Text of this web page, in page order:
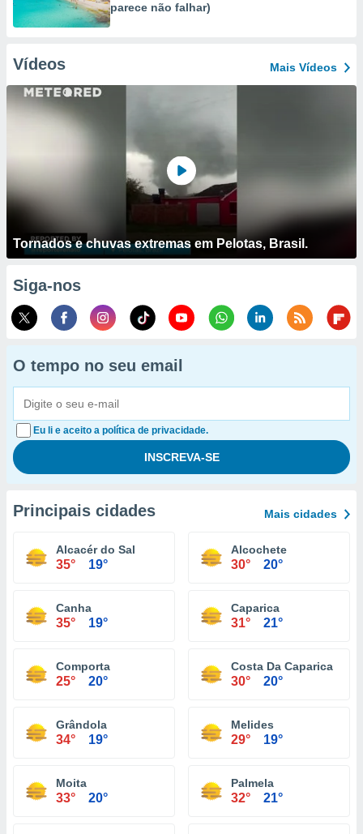
parece não falhar)
Vídeos Mais Vídeos
Tornados e chuvas extremas em Pelotas, Brasil.
Siga-nos
O tempo no seu email
Eu li e aceito a política de privacidade.
Principais cidades Mais cidades
Alcacér do Sal
35° 19°
Alcochete
30° 20°
Canha
35° 19°
Caparica
31° 21°
Comporta
25° 20°
Costa Da Caparica
30° 20°
Grândola
34° 19°
Melides
29° 19°
Moita
33° 20°
Palmela
32° 21°